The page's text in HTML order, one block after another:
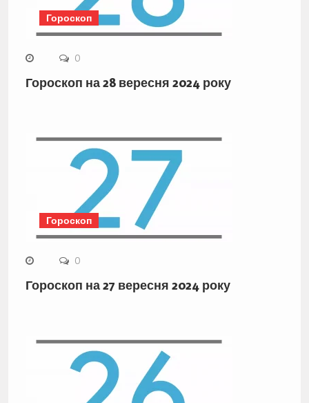
Гороскоп
0
Гороскоп на 28 вересня 2024 року
Гороскоп
0
Гороскоп на 27 вересня 2024 року